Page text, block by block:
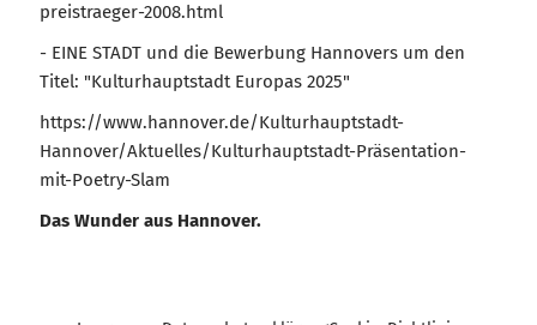
preistraeger-2008.html
- EINE STADT und die Bewerbung Hannovers um den
Titel: "Kulturhauptstadt Europas 2025"
https://www.hannover.de/Kulturhauptstadt-
Hannover/Aktuelles/Kulturhauptstadt-Präsentation-
mit-Poetry-Slam
Das Wunder aus Hannover.